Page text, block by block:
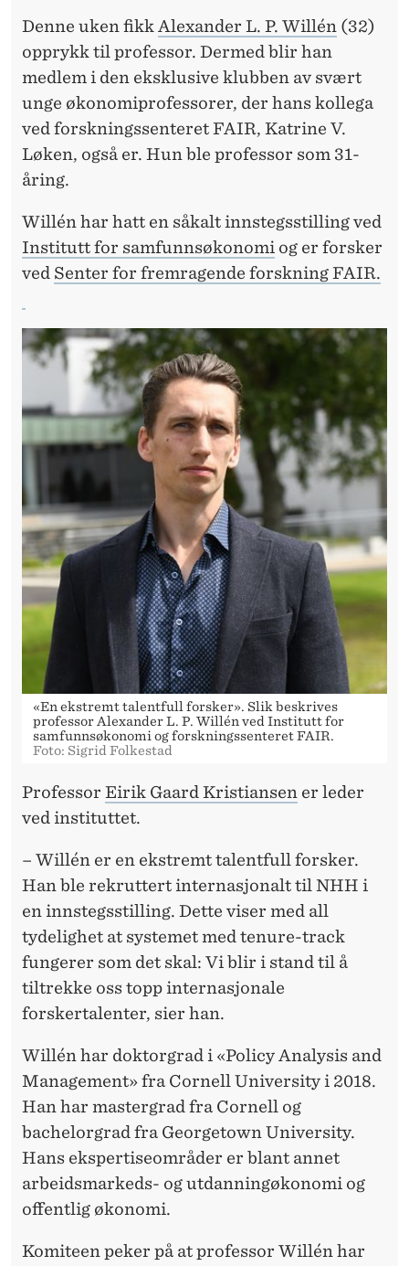
Denne uken fikk Alexander L. P. Willén (32)
opprykk til professor. Dermed blir han
medlem i den eksklusive klubben av svært
unge økonomiprofessorer, der hans kollega
ved forskningssenteret FAIR, Katrine V.
Løken, også er. Hun ble professor som 31-
åring.
Willén har hatt en såkalt innstegsstilling ved
Institutt for samfunnsøkonomi og er forsker
ved Senter for fremragende forskning FAIR.
«En ekstremt talentfull forsker». Slik beskrives
professor Alexander L. P. Willén ved Institutt for
samfunnsøkonomi og forskningssenteret FAIR.
Foto: Sigrid Folkestad
Professor Eirik Gaard Kristiansen er leder
ved instituttet.
– Willén er en ekstremt talentfull forsker.
Han ble rekruttert internasjonalt til NHH i
en innstegsstilling. Dette viser med all
tydelighet at systemet med tenure-track
fungerer som det skal: Vi blir i stand til å
tiltrekke oss topp internasjonale
forskertalenter, sier han.
Willén har doktorgrad i «Policy Analysis and
Management» fra Cornell University i 2018.
Han har mastergrad fra Cornell og
bachelorgrad fra Georgetown University.
Hans ekspertiseområder er blant annet
arbeidsmarkeds- og utdanningøkonomi og
offentlig økonomi.
Komiteen peker på at professor Willén har